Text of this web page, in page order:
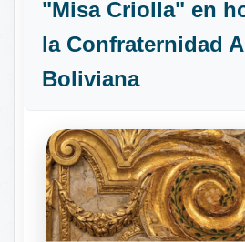
"Misa Criolla" en
la Confraternidad
Boliviana